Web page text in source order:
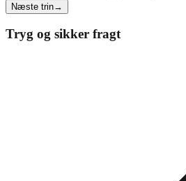
Næste trin→
Tryg og sikker fragt